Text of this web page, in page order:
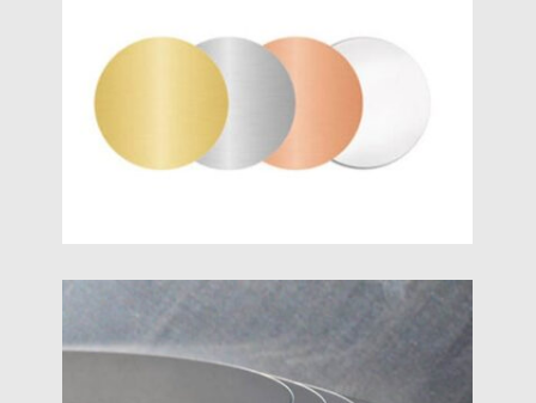
অ্যানোডাইজড অ্যালুমিনিয়াম সার্কেল ডিস্ক
অ্যানোডাইজড অ্যালুমিনিয়াম চেনাশোনাগুলি অ্যানোডাইজড পৃষ্ঠের
অ্যালুমিনিয়াম বৃত্ত, যা অ্যানোডাইজড অ্যালুমিনিয়াম কয়েল স্ট্যাম্পিং